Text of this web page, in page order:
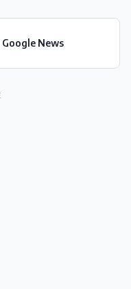
Google News